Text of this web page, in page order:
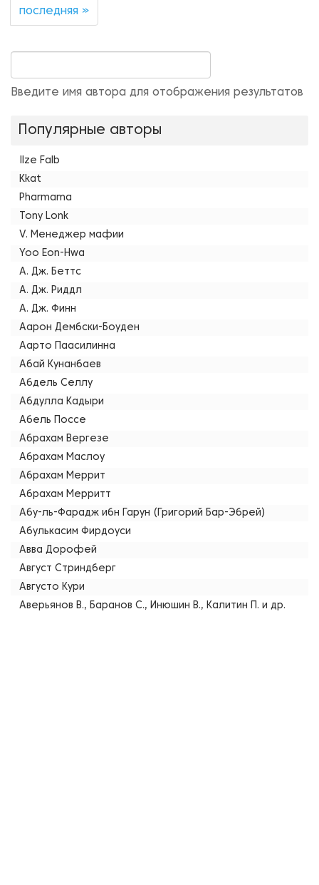
последняя »
Введите имя автора для отображения результатов
Популярные авторы
Ilze Falb
Kkat
Pharmama
Tony Lonk
V. Менеджер мафии
Yoo Eon-Hwa
А. Дж. Беттс
А. Дж. Риддл
А. Дж. Финн
Аарон Дембски-Боуден
Аарто Паасилинна
Абай Кунанбаев
Абдель Селлу
Абдулла Кадыри
Абель Поссе
Абрахам Вергезе
Абрахам Маслоу
Абрахам Меррит
Абрахам Мерритт
Абу-ль-Фарадж ибн Гарун (Григорий Бар-Эбрей)
Абулькасим Фирдоуси
Авва Дорофей
Август Стриндберг
Августо Кури
Аверьянов В., Баранов С., Инюшин В., Калитин П. и др.